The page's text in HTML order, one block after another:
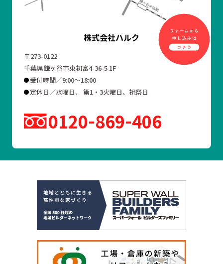
株式会社ハルク
〒273-0122
千葉県鎌ヶ谷市東初富4-36-5 1F
受付時間／9:00～18:00
定休日／水曜日、 第1・3火曜日、祝祭日
0120 869 406